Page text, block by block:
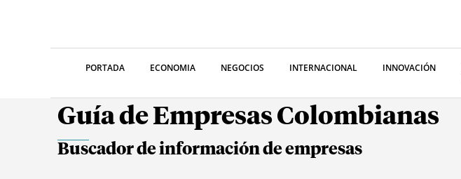
PORTADA ECONOMIA NEGOCIOS INTERNACIONAL INNOVACIÓN
Guía de Empresas Colombianas
Buscador de información de empresas